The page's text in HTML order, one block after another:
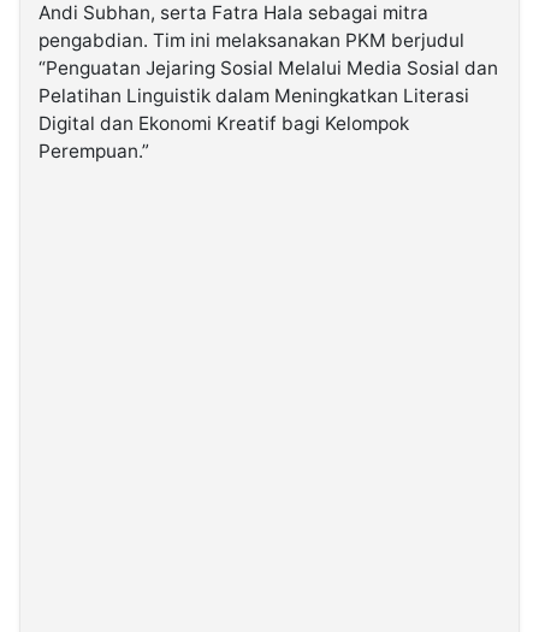
Andi Subhan, serta Fatra Hala sebagai mitra
pengabdian. Tim ini melaksanakan PKM berjudul
“Penguatan Jejaring Sosial Melalui Media Sosial dan
Pelatihan Linguistik dalam Meningkatkan Literasi
Digital dan Ekonomi Kreatif bagi Kelompok
Perempuan.”